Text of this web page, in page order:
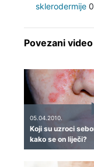
sklerodermije
Povezani
05.04.2010.
Koji su uzroci
kako se on liječi?